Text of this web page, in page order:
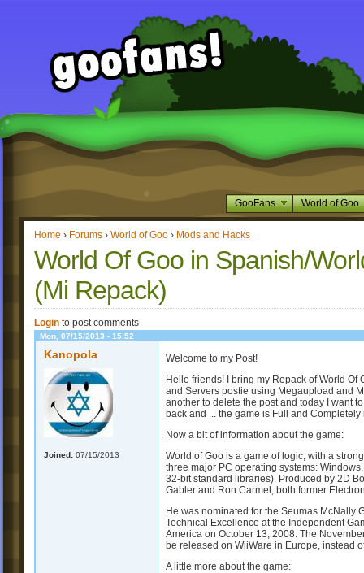
GooFans World of Goo
Home › Forums › World of Goo › Mods and Hacks
World Of Goo in Spanish/
(Mi Repack)
Login to post comments
Mon, 07/15/2013 - 15:52
Kanopola
Joined: 07/15/2013
Welcome to my Post!
Hello friends! I bring my Repack of World
and Servers postie using Megaupload and
another to delete the post and today I want
back and ... the game is Full and
Now a bit of information about the game:
World of Goo is a game of logic, with a
three major PC operating systems:
32-bit standard libraries). Produced by 2D
Gabler and Ron Carmel, both former
He was nominated for the Seumas McNally
Technical Excellence at the Independent
America on October 13, 2008. The
be released on WiiWare in Europe, instead
A little more about the game: